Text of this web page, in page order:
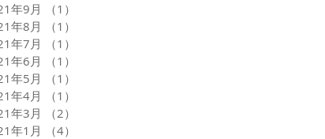
年9月
（1）
年8月
（1）
年7月
（1）
年6月
（1）
年5月
（1）
年4月
（1）
年3月
（2）
年1月
（4）